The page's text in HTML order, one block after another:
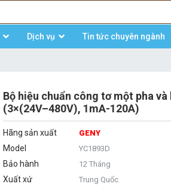
Dịch vụ Tin tức chuyên ngành
Bộ hiệu chuẩn công tơ một pha và
(3×(24V–480V), 1mA-120A)
Hãng sản xuất GENY
Model YC1893D
Bảo hành 12 Tháng
Xuất xứ Trung Quốc